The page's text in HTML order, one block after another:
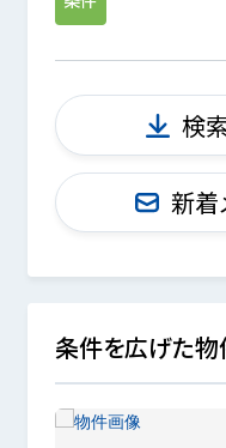
検
新着
条件を広げた物